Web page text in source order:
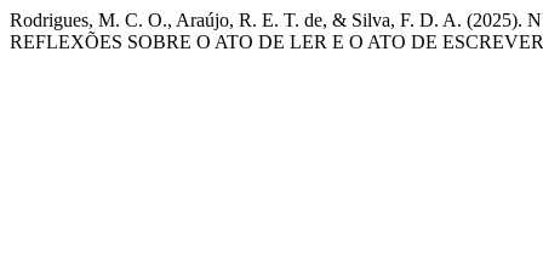
Rodrigues, M. C. O., Araújo, R. E. T. de, & Silva, F. D. A.
REFLEXÕES SOBRE O ATO DE LER E O ATO DE